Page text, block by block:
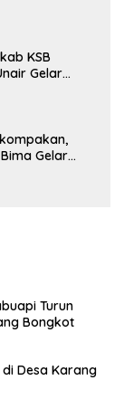
KSB
Gelar
Gelar
Turun
Bongkot
Desa Karang